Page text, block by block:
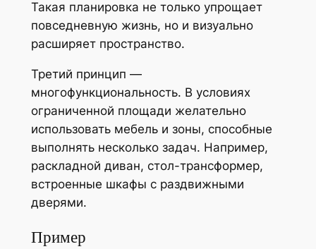
Такая планировка не только упрощает
повседневную жизнь, но и визуально
расширяет пространство.
Третий принцип —
многофункциональность. В условиях
ограниченной площади желательно
использовать мебель и зоны, способные
выполнять несколько задач. Например,
раскладной диван, стол-трансформер,
встроенные шкафы с раздвижными
дверями.
Пример